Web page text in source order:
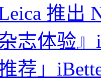
推出
志体验
荐」